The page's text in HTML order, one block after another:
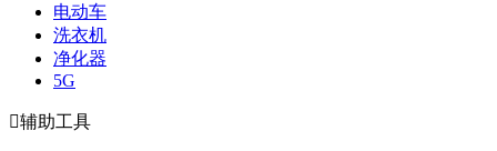
电动车
洗衣机
净化器
5G
辅助工具